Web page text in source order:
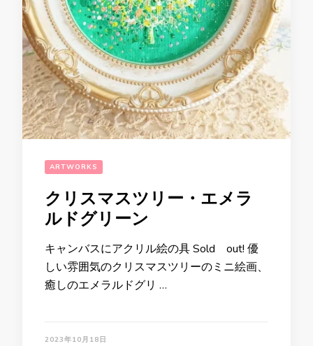
ARTWORKS
クリスマスツリー・エメラ
ルドグリーン
キャンバスにアクリル絵の具 Sold out! 優
しい雰囲気のクリスマスツリーのミニ絵画、
癒しのエメラルドグリ …
2023年10月18日